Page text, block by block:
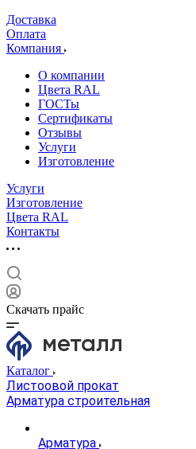
Доставка
Оплата
Компания
О компании
Цвета RAL
ГОСТы
Сертификаты
Отзывы
Услуги
Изготовление
Услуги
Изготовление
Цвета RAL
Контакты
Скачать прайс
Каталог
Листоовой прокат
Арматура строительная
Арматура